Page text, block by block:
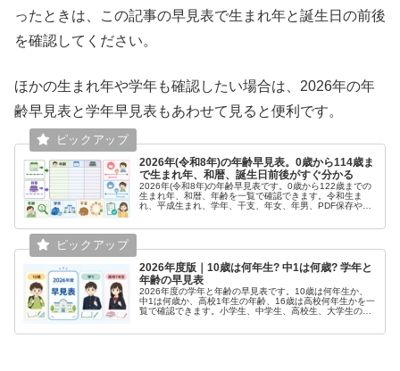
ったときは、この記事の早見表で生まれ年と誕生日の前後
を確認してください。
ほかの生まれ年や学年も確認したい場合は、2026年の年
齢早見表と学年早見表もあわせて見ると便利です。
2026年(令和8年)の年齢早見表。0歳から114歳ま
で生まれ年、和暦、誕生日前後がすぐ分かる
2026年(令和8年)の年齢早見表です。0歳から122歳までの
生まれ年、和暦、年齢を一覧で確認できます。令和生ま
れ、平成生まれ、学年、干支、年女、年男、PDF保存や印
2026年度版｜10歳は何年生? 中1は何歳? 学年と
年齢の早見表
2026年度の学年と年齢の早見表です。10歳は何年生か、
中1は何歳か、高校1年生の年齢、16歳は高校何年生かを一
覧で確認できます。小学生、中学生、高校生、大学生の生